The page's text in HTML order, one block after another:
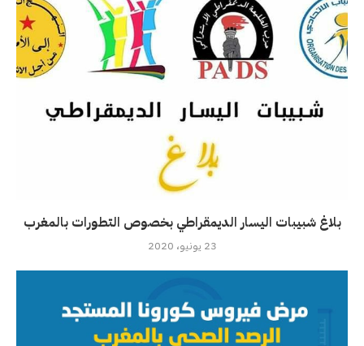
بلاغ شبيبات اليسار الديمقراطي بخصوص التطورات بالمغرب
23 يونيو، 2020